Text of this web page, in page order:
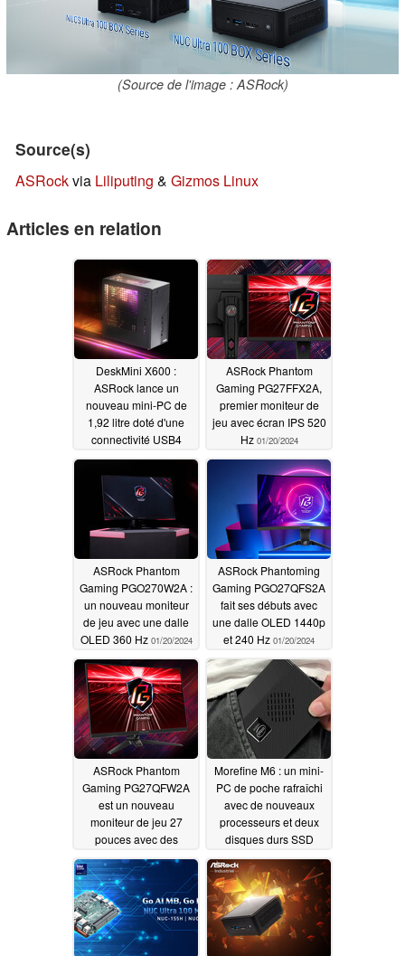
(Source de l'image : ASRock)
Source(s)
ASRockvia Liliputing & Gizmos Linux
Articles en relation
DeskMini X600 :
ASRock lance un
nouveau mini-PC de
1,92 litre doté d'une
connectivité USB4
07/08/2025
ASRock Phantom
Gaming PG27FFX2A,
premier moniteur de
jeu avec écran IPS 520
Hz 01/20/2024
ASRock Phantom
Gaming PGO270W2A :
un nouveau moniteur
de jeu avec une dalle
OLED 360 Hz 01/20/2024
ASRock Phantoming
Gaming PGO27QFS2A
fait ses débuts avec
une dalle OLED 1440p
et 240 Hz 01/20/2024
ASRock Phantom
Gaming PG27QFW2A
est un nouveau
moniteur de jeu 27
pouces avec des
capacités de 1440p et
400 Hz01/20/2024
Morefine M6 : un mini-
PC de poche rafraîchi
avec de nouveaux
processeurs et deux
disques durs SSD
12/23/2023